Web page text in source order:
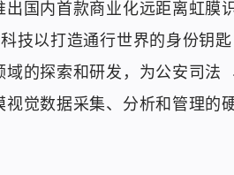
出国内首款商业化远距离虹膜
技以打造通行世界的身份钥
域的探索和研发，为公安司法
觉数据采集、分析和管理的